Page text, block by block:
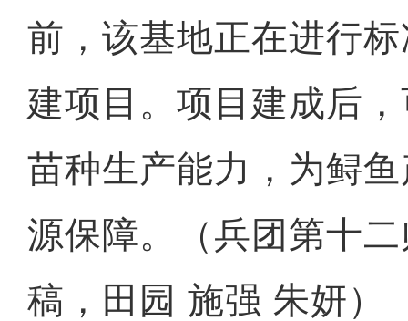
前，该基地正在进行
建项目。项目建成后
苗种生产能力，为鲟
源保障。（兵团第十
稿，田园 施强 朱妍）